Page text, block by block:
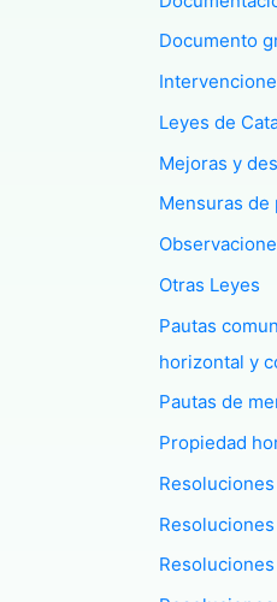
Documento
Leyes de
Mejoras y
Mensuras de
Otras Leyes
Pautas
horizontal y
Pautas de
Propiedad